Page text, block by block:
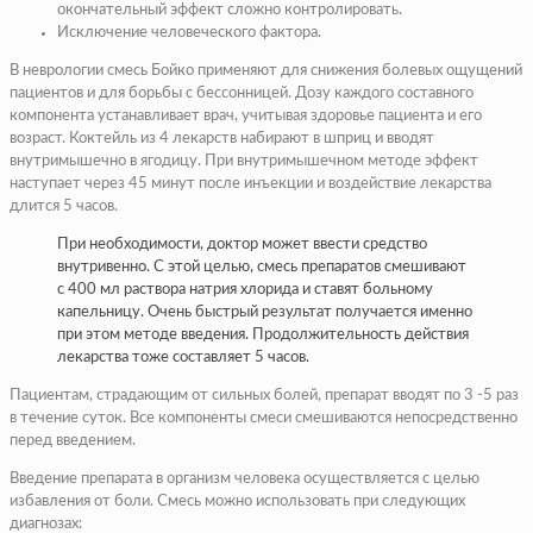
окончательный эффект сложно контролировать.
Исключение человеческого фактора.
В неврологии смесь Бойко применяют для снижения болевых ощущений
пациентов и для борьбы с бессонницей. Дозу каждого составного
компонента устанавливает врач, учитывая здоровье пациента и его
возраст. Коктейль из 4 лекарств набирают в шприц и вводят
внутримышечно в ягодицу. При внутримышечном методе эффект
наступает через 45 минут после инъекции и воздействие лекарства
длится 5 часов.
При необходимости, доктор может ввести средство
внутривенно. С этой целью, смесь препаратов смешивают
с 400 мл раствора натрия хлорида и ставят больному
капельницу. Очень быстрый результат получается именно
при этом методе введения. Продолжительность действия
лекарства тоже составляет 5 часов.
Пациентам, страдающим от сильных болей, препарат вводят по 3 -5 раз
в течение суток. Все компоненты смеси смешиваются непосредственно
перед введением.
Введение препарата в организм человека осуществляется с целью
избавления от боли. Смесь можно использовать при следующих
диагнозах: